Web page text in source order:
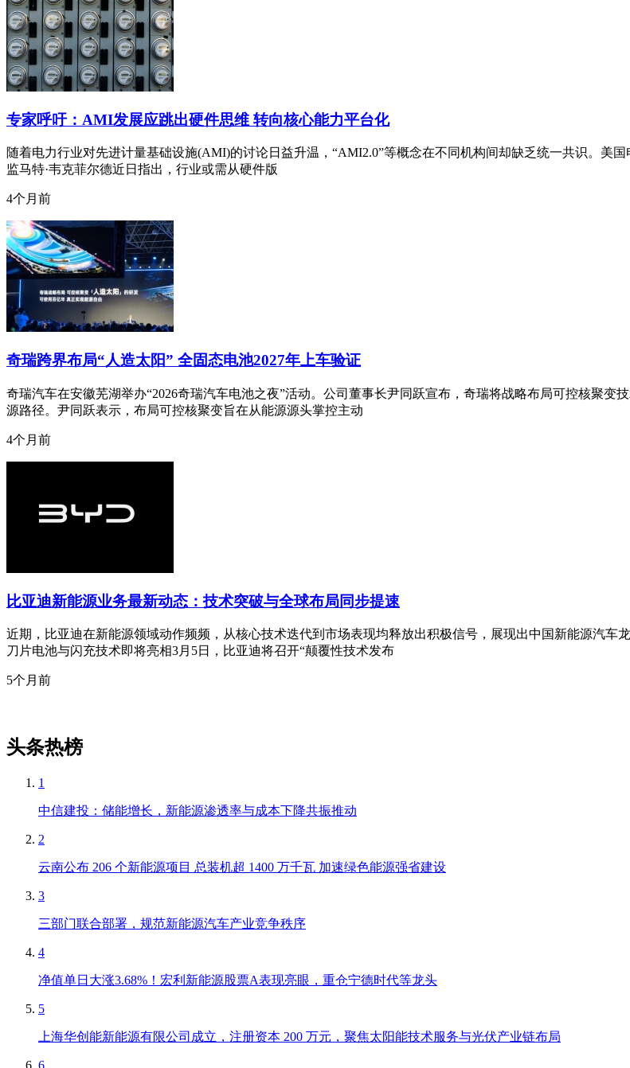
专家呼吁：AMI发展应跳出硬件思维 转向核心能力平台化
随着电力行业对先进计量基础设施(AMI)的讨论日益升温，“AMI2.0”等概念在不同机构间却缺乏统一共识。美
监马特·韦克菲尔德近日指出，行业或需从硬件版
4个月前
奇瑞跨界布局“人造太阳” 全固态电池2027年上车验证
奇瑞汽车在安徽芜湖举办“2026奇瑞汽车电池之夜”活动。公司董事长尹同跃宣布，奇瑞将战略布局可控核聚变
源路径。尹同跃表示，布局可控核聚变旨在从能源源头掌控主动
4个月前
比亚迪新能源业务最新动态：技术突破与全球布局同步提速
近期，比亚迪在新能源领域动作频频，从核心技术迭代到市场表现均释放出积极信号，展现出中国新能源汽车
刀片电池与闪充技术即将亮相3月5日，比亚迪将召开“颠覆性技术发布
5个月前
头条热榜
1
中信建投：储能增长，新能源渗透率与成本下降共振推动
2
云南公布 206 个新能源项目 总装机超 1400 万千瓦 加速绿色能源强省建设
3
三部门联合部署，规范新能源汽车产业竞争秩序
4
净值单日大涨3.68%！宏利新能源股票A表现亮眼，重仓宁德时代等龙头
5
上海华创能新能源有限公司成立，注册资本 200 万元，聚焦太阳能技术服务与光伏产业链布局